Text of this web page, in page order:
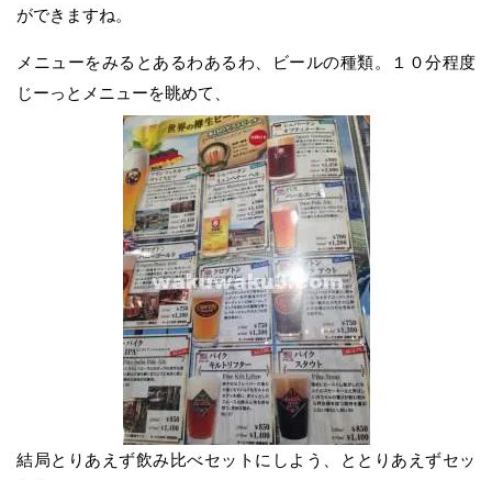
ができますね。
メニューをみるとあるわあるわ、ビールの種類。１０分程度
じーっとメニューを眺めて、
結局とりあえず飲み比べセットにしよう、ととりあえずセッ